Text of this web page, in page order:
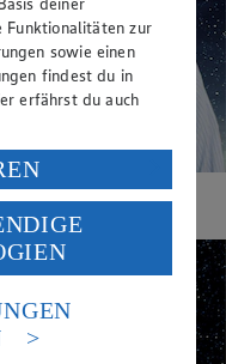
zur
sowie einen
findest du in
erfährst du auch
Daten in den
du im Sinne
ein, dass deine
Der EuGH sieht
an.
durch US-